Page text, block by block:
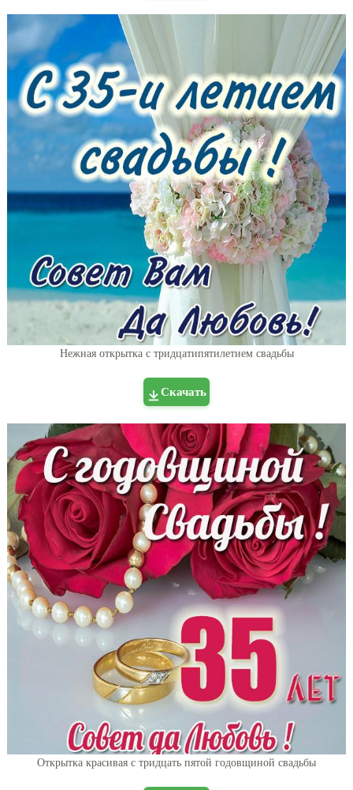
Нежная открытка с тридцатипятилетием свадьбы
Скачать
Открытка красивая с тридцать пятой годовщиной свадьбы